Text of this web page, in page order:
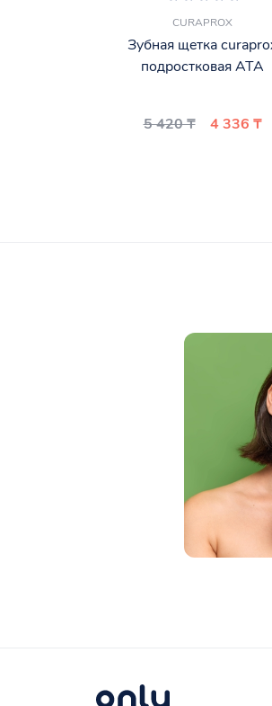
CURAPROX
Зубная щетка
подростковая ATA
5 420 ₸ 4 336 ₸